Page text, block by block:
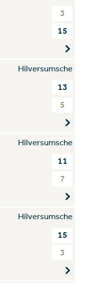
3
15
Hilversumsche
13
5
Hilversumsche
11
7
Hilversumsche
15
3